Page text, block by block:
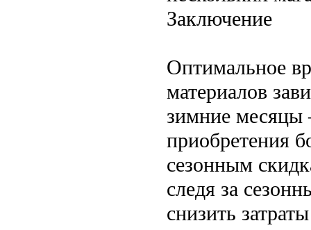
Заключение
Оптимальное
материалов
зимние месяцы
приобретения
сезонным
следя за
снизить